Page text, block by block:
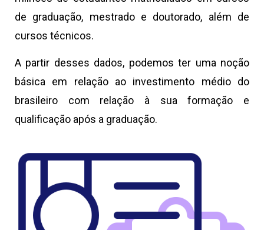
de graduação, mestrado e doutorado, além de
cursos técnicos.
A partir desses dados, podemos ter uma noção
básica em relação ao investimento médio do
brasileiro com relação à sua formação e
qualificação após a graduação.